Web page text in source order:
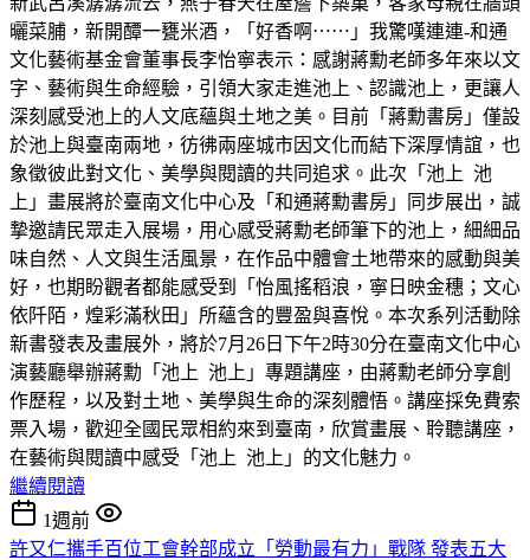
曬菜脯，新開醰一甕米酒，「好香啊⋯⋯」我驚嘆連連-和通
文化藝術基金會董事長李怡寧表示：感謝蔣勳老師多年來以文
字、藝術與生命經驗，引領大家走進池上、認識池上，更讓人
深刻感受池上的人文底蘊與土地之美。目前「蔣勳書房」僅設
於池上與臺南兩地，彷彿兩座城市因文化而結下深厚情誼，也
象徵彼此對文化、美學與閱讀的共同追求。此次「池上 池
上」畫展將於臺南文化中心及「和通蔣勳書房」同步展出，誠
摯邀請民眾走入展場，用心感受蔣勳老師筆下的池上，細細品
味自然、人文與生活風景，在作品中體會土地帶來的感動與美
好，也期盼觀者都能感受到「怡風搖稻浪，寧日映金穗；文心
依阡陌，煌彩滿秋田」所蘊含的豐盈與喜悅。本次系列活動除
新書發表及畫展外，將於7月26日下午2時30分在臺南文化中心
演藝廳舉辦蔣勳「池上 池上」專題講座，由蔣勳老師分享創
作歷程，以及對土地、美學與生命的深刻體悟。講座採免費索
票入場，歡迎全國民眾相約來到臺南，欣賞畫展、聆聽講座，
在藝術與閱讀中感受「池上 池上」的文化魅力。
繼續閱讀
1週前
許又仁攜手百位工會幹部成立「勞動最有力」戰隊 發表五大